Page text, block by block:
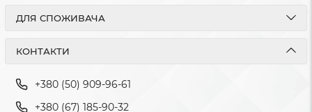
ДЛЯ СПОЖИВАЧА
КОНТАКТИ
+380 (50) 909-96-61
+380 (67) 185-90-32